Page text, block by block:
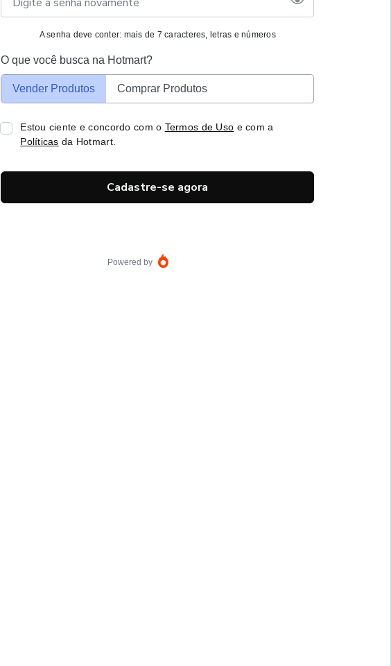
A senha deve conter: mais de 7 caracteres, letras e números
O que você busca na Hotmart?
Vender Produtos Comprar Produtos
Estou ciente e concordo com o Termos de Uso e com a
Políticas da Hotmart.
Cadastre-se agora
Powered by